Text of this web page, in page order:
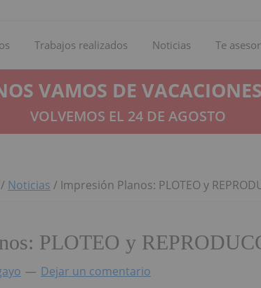
Trabajos realizados Noticias Te
VAMOS DE
VOLVEMOS EL 24 DE AGOSTO
/ Noticias / Impresión Planos: PLOTEO y
PLOTEO y
Dejar un comentario